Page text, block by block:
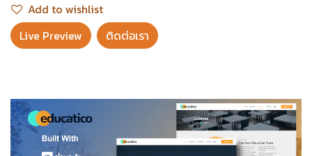
Add to wishlist
Live Preview​
ติดต่อเรา